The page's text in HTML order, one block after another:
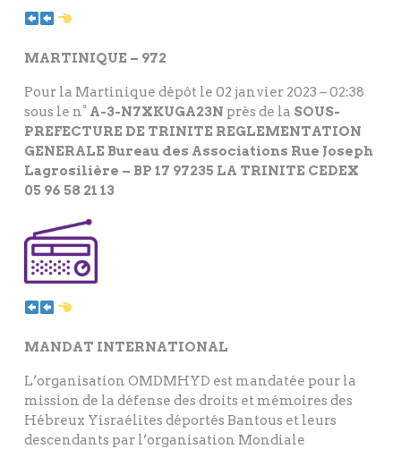
MARTINIQUE – 972
Pour la Martinique dépôt le 02 janvier 2023 – 02:38
sous le n° A-3-N7XKUGA23N près de la SOUS-
PREFECTURE DE TRINITE REGLEMENTATION
GENERALE Bureau des Associations Rue Joseph
Lagrosilière – BP 17 97235 LA TRINITE CEDEX
05 96 58 21 13
MANDAT INTERNATIONAL
L’organisation OMDMHYD est mandatée pour la
mission de la défense des droits et mémoires des
Hébreux Yisraélites déportés Bantous et leurs
descendants par l’organisation Mondiale